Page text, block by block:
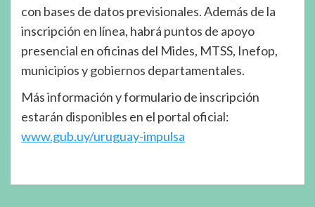
con bases de datos previsionales. Además de la
inscripción en línea, habrá puntos de apoyo
presencial en oficinas del Mides, MTSS, Inefop,
municipios y gobiernos departamentales.
Más información y formulario de inscripción
estarán disponibles en el portal oficial:
www.gub.uy/uruguay-impulsa